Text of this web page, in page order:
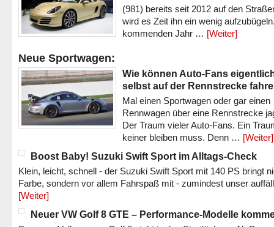
(981) bereits seit 2012 auf den
wird es Zeit ihn ein wenig
kommenden Jahr … [Weiter]
Neue Sportwagen:
Wie können Auto-Fans
selbst auf der Rennstrecke
Mal einen Sportwagen oder gar einen
Rennwagen über eine Rennstrecke
Der Traum vieler Auto-Fans. Ein
keiner bleiben muss. Denn … [Weiter]
Boost Baby! Suzuki Swift Sport im Alltags-Check
Klein, leicht, schnell - der Suzuki Swift Sport mit 140 PS bringt
Farbe, sondern vor allem Fahrspaß mit - zumindest unser
[Weiter]
Neuer VW Golf 8 GTE – Performance-Modelle